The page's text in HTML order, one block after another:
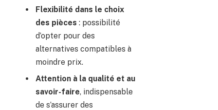
Flexibilité dans le choix
des pièces : possibilité
d’opter pour des
alternatives compatibles à
moindre prix.
Attention à la qualité et au
savoir-faire, indispensable
de s’assurer des